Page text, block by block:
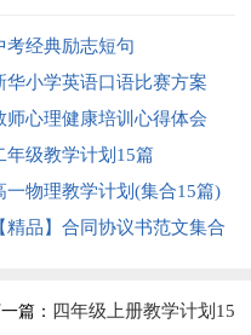
考经典励志短句
华小学英语口语比赛方案
师心理健康培训心得体会
年级教学计划15篇
一物理教学计划(集合15篇)
精品】合同协议书范文集合
篇： 四年级上册教学计划15